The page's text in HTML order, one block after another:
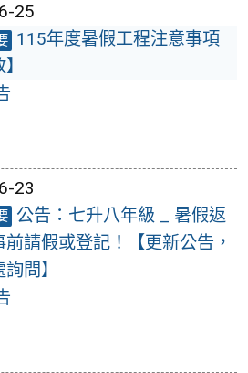
25
115年度暑假工程注意事項
23
公告：七升八年級 _ 暑假返
請假或登記！【更新公告，
問】